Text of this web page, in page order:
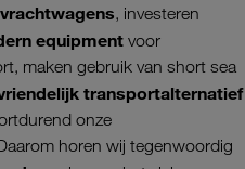
, investeren
equipment voor
maken gebruik van short sea
transportalternatief
onze
horen wij tegenwoordig